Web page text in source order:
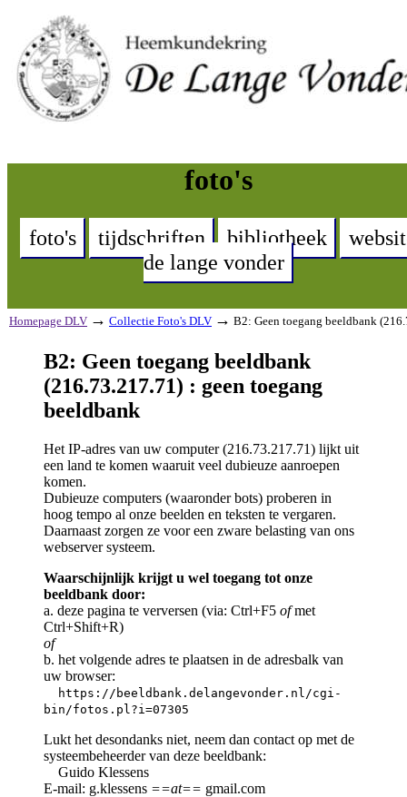
foto's
foto's tijdschriften bibliotheek
de lange vonder
Homepage DLV → Collectie Foto's DLV → B2: Geen toegang beeldbank
B2: Geen toegang beeldbank
(216.73.217.71) : geen toegang
beeldbank
Het IP-adres van uw computer (216.73.217.71) lijkt uit
een land te komen waaruit veel dubieuze aanroepen
komen.
Dubieuze computers (waaronder bots) proberen in
hoog tempo al onze beelden en teksten te vergaren.
Daarnaast zorgen ze voor een zware belasting van ons
webserver systeem.
Waarschijnlijk krijgt u wel toegang tot onze
beeldbank door:
a. deze pagina te verversen (via: Ctrl+F5 ofmet
Ctrl+Shift+R)
of
b. het volgende adres te plaatsen in de adresbalk van
uw browser:
https://beeldbank.delangevonder.nl/cgi-
bin/fotos.pl?i=07305
Lukt het desondanks niet, neem dan contact op met de
systeembeheerder van deze beeldbank:
Guido Klessens
E-mail: g.klessens ==at== gmail.com